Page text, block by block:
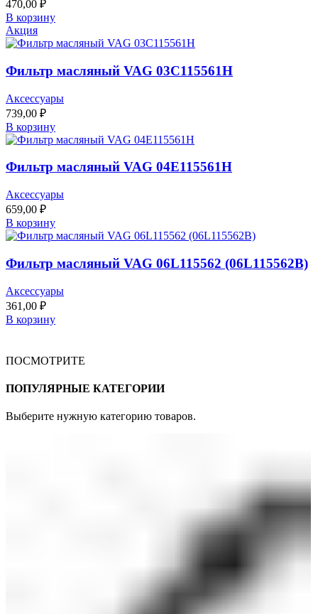
470,00 ₽
В корзину
Акция
Фильтр масляный VAG 03C115561H
Аксессуары
739,00 ₽
В корзину
Фильтр масляный VAG 04E115561H
Аксессуары
659,00 ₽
В корзину
Фильтр масляный VAG 06L115562 (06L115562B)
Аксессуары
361,00 ₽
В корзину
ПОСМОТРИТЕ
ПОПУЛЯРНЫЕ КАТЕГОРИИ
Выберите нужную категорию товаров.